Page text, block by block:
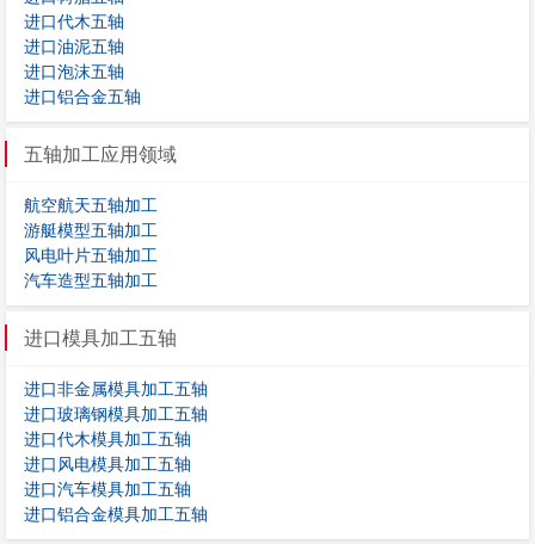
进口代木五轴
进口油泥五轴
进口泡沫五轴
进口铝合金五轴
五轴加工应用领域
航空航天五轴加工
游艇模型五轴加工
风电叶片五轴加工
汽车造型五轴加工
进口模具加工五轴
进口非金属模具加工五轴
进口玻璃钢模具加工五轴
进口代木模具加工五轴
进口风电模具加工五轴
进口汽车模具加工五轴
进口铝合金模具加工五轴